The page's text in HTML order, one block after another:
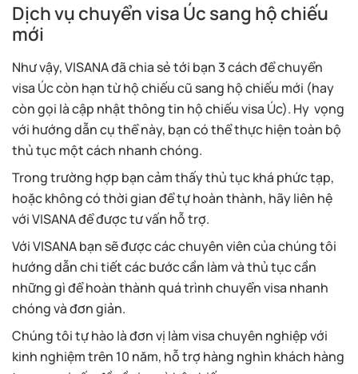
Dịch vụ chuyển visa Úc sang hộ chiếu
mới
Như vậy, VISANA đã chia sẻ tới bạn 3 cách để chuyển
visa Úc còn hạn từ hộ chiếu cũ sang hộ chiếu mới (hay
còn gọi là cập nhật thông tin hộ chiếu visa Úc). Hy vọng
với hướng dẫn cụ thể này, bạn có thể thực hiện toàn bộ
thủ tục một cách nhanh chóng.
Trong trường hợp bạn cảm thấy thủ tục khá phức tạp,
hoặc không có thời gian để tự hoàn thành, hãy liên hệ
với VISANA để được tư vấn hỗ trợ.
Với VISANA bạn sẽ được các chuyên viên của chúng tôi
hướng dẫn chi tiết các bước cần làm và thủ tục cần
những gì để hoàn thành quá trình chuyển visa nhanh
chóng và đơn giản.
Chúng tôi tự hào là đơn vị làm visa chuyên nghiệp với
kinh nghiệm trên 10 năm, hỗ trợ hàng nghìn khách hàng